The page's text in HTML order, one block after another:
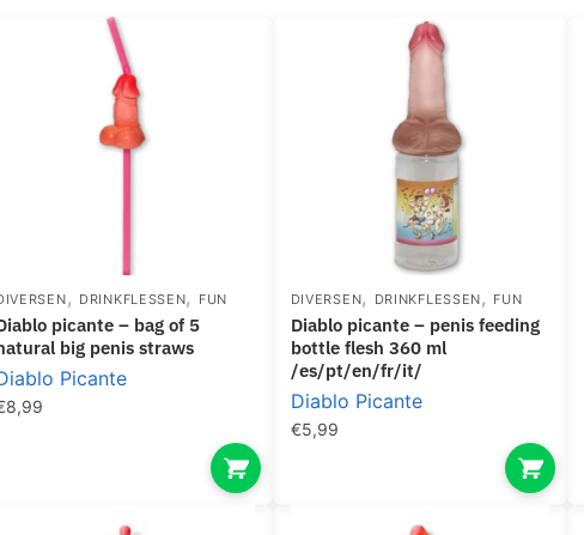
, DRINKFLESSEN, FUN
bag of 5
big penis straws
Picante
8,99
DIVERSEN, DRINKFLESSEN, FUN
diablo picante – penis feeding
bottle flesh 360 ml
/es/pt/en/fr/it/
Diablo Picante
€5,99